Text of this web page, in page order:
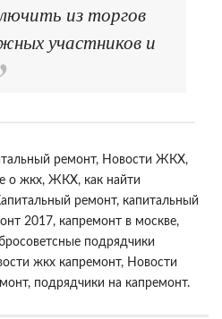
из торгов
участников и
ремонт, Новости ЖКХ,
о жкх, ЖКХ, как найти
ремонт, капитальный
2017, капремонт в москве,
подрядчики
жкх капремонт, Новости
, подрядчики на капремонт.